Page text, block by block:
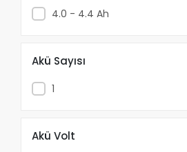
4.0 - 4.4 Ah
Akü Sayısı
1
Akü Volt